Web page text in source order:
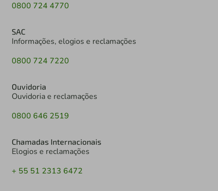
0800 724 4770
SAC
Informações, elogios e reclamações
0800 724 7220
Ouvidoria
Ouvidoria e reclamações
0800 646 2519
Chamadas Internacionais
Elogios e reclamações
+ 55 51 2313 6472